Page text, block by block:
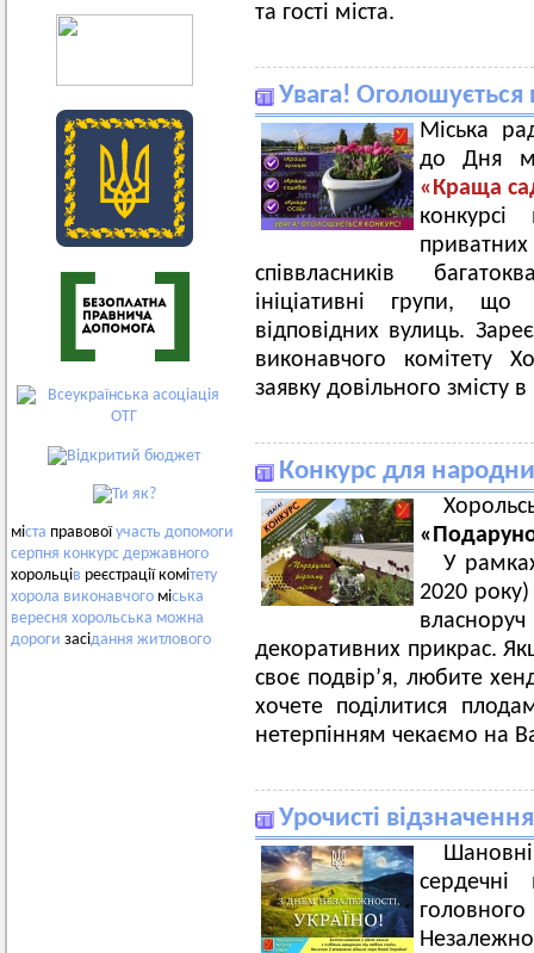
міста правовоїучасть допомоги
серпня конкурс державного
хорольців реєстрації комітету
хорола виконавчого міська
вересня хорольська можна
дороги засідання житлового
та гості міста.
Увага! Оголошується
Міська
до Дня
«Краща
співвласників
ініціативні групи, що
відповідних вулиць.
виконавчого комітету
заявку довільного змісту
Конкурс для
У
2020
декоративних прикрас.
своє подвір’я, любите
хочете поділитися
нетерпінням чекаємо на
Урочисті